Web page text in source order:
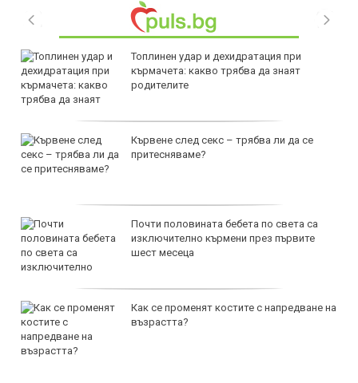
Топлинен удар и дехидратация при
кърмачета: какво трябва да знаят
родителите
Кървене след секс – трябва ли да се
притесняваме?
Почти половината бебета по света са
изключително кърмени през първите
шест месеца
Как се променят костите с напредване на
възрастта?